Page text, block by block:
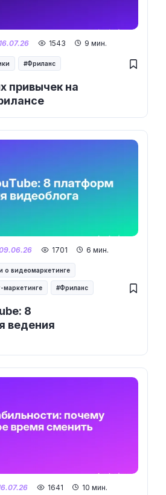
привычек на
1543 9 мин.
Фриланс
8
ведения
1701 6 мин.
о видеомаркетинге
маркетинге Фриланс
1641 10 мин.